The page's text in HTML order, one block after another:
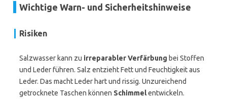
Wichtige Warn- und Sicherheitshinweise
Risiken
Salzwasser kann zu irreparabler Verfärbung bei Stoffen
und Leder führen. Salz entzieht Fett und Feuchtigkeit aus
Leder. Das macht Leder hart und rissig. Unzureichend
getrocknete Taschen können Schimmelentwickeln.